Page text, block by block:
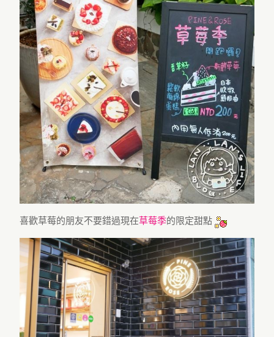
喜歡草莓的朋友不要錯過現在草莓季的限定甜點